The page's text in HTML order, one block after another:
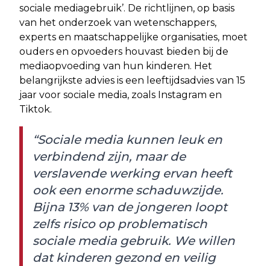
sociale mediagebruik’. De richtlijnen, op basis
van het onderzoek van wetenschappers,
experts en maatschappelijke organisaties, moet
ouders en opvoeders houvast bieden bij de
mediaopvoeding van hun kinderen. Het
belangrijkste advies is een leeftijdsadvies van 15
jaar voor sociale media, zoals Instagram en
Tiktok.
“Sociale media kunnen leuk en
verbindend zijn, maar de
verslavende werking ervan heeft
ook een enorme schaduwzijde.
Bijna 13% van de jongeren loopt
zelfs risico op problematisch
sociale media gebruik. We willen
dat kinderen gezond en veilig